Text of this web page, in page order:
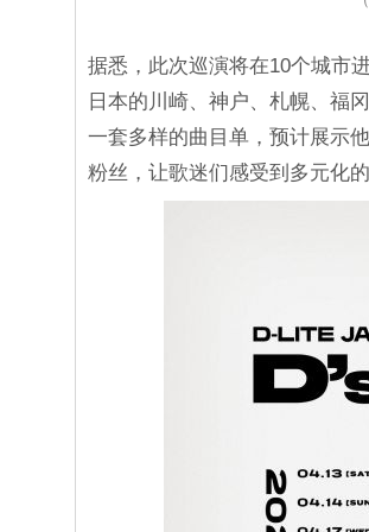
据悉，此次巡演将在10个城市
日本的川崎、神户、札幌、福
一套多样的曲目单，预计展示
粉丝，让歌迷们感受到多元化